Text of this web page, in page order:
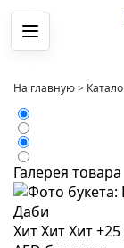
Меню
На главную>
Галерея товара
ХитХитХит